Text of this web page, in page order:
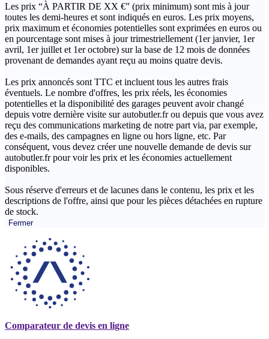
Les prix “À PARTIR DE XX €” (prix minimum) sont mis à jour
toutes les demi-heures et sont indiqués en euros. Les prix moyens,
prix maximum et économies potentielles sont exprimées en euros ou
en pourcentage sont mises à jour trimestriellement (1er janvier, 1er
avril, 1er juillet et 1er octobre) sur la base de 12 mois de données
provenant de demandes ayant reçu au moins quatre devis.
Les prix annoncés sont TTC et incluent tous les autres frais
éventuels. Le nombre d'offres, les prix réels, les économies
potentielles et la disponibilité des garages peuvent avoir changé
depuis votre dernière visite sur autobutler.fr ou depuis que vous avez
reçu des communications marketing de notre part via, par exemple,
des e-mails, des campagnes en ligne ou hors ligne, etc. Par
conséquent, vous devez créer une nouvelle demande de devis sur
autobutler.fr pour voir les prix et les économies actuellement
disponibles.
Sous réserve d'erreurs et de lacunes dans le contenu, les prix et les
descriptions de l'offre, ainsi que pour les pièces détachées en rupture
de stock.
Fermer
Comparateur de devis en ligne